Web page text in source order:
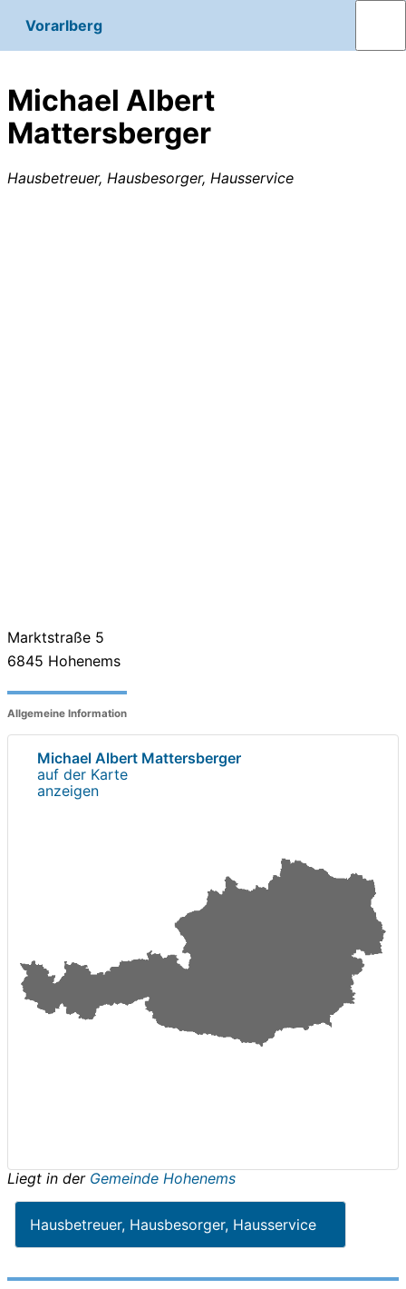
Vorarlberg
Michael Albert
Mattersberger
Hausbetreuer, Hausbesorger, Hausservice
Marktstraße 5
6845 Hohenems
Allgemeine Information
Michael Albert Mattersberger
auf der Karte
anzeigen
Liegt in der Gemeinde Hohenems
Hausbetreuer, Hausbesorger, Hausservice